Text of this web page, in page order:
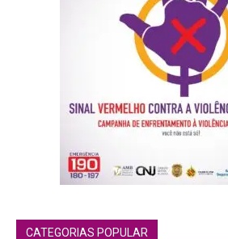
CATEGORIAS POPULAR